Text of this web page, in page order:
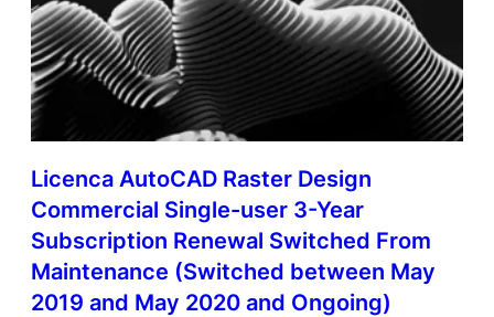
Licenca AutoCAD Raster Design
Commercial Single-user 3-Year
Subscription Renewal Switched From
Maintenance (Switched between May
2019 and May 2020 and Ongoing)